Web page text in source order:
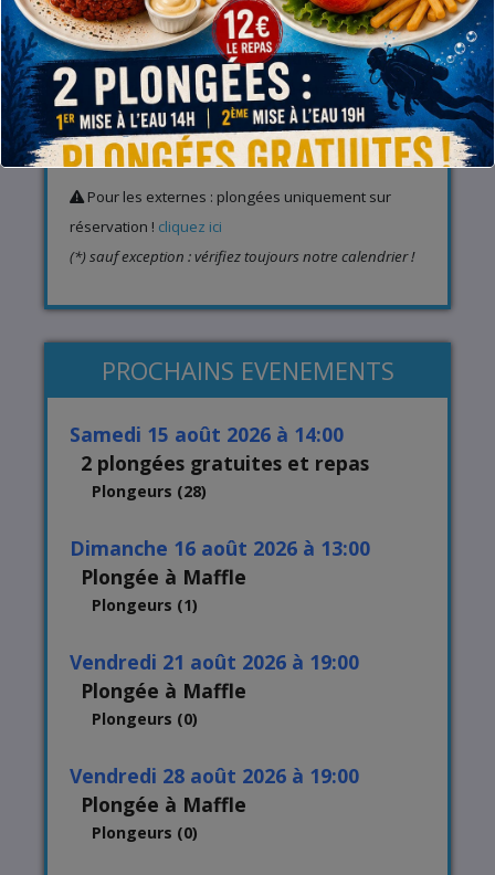
A la carrière (infos et plongées)
Chaussée de Mons, 419 – 7810 Maffle (Ath)
Toute l’année : les 1er, 3e et 5e dimanche du mois
de 13h00 à 18h00 (*)
Juillet-Août : le vendredi soir de 18h00 à 00h00 (*)
Pour les externes : plongées uniquement sur
réservation ! cliquez ici
(*) sauf exception : vérifiez toujours notre calendrier !
PROCHAINS EVENEMENTS
samedi 15 août 2026 à 14:00
2 plongées gratuites et repas
Plongeurs (28)
dimanche 16 août 2026 à 13:00
Plongée à Maffle
Plongeurs (1)
vendredi 21 août 2026 à 19:00
Plongée à Maffle
Plongeurs (0)
vendredi 28 août 2026 à 19:00
Plongée à Maffle
Plongeurs (0)